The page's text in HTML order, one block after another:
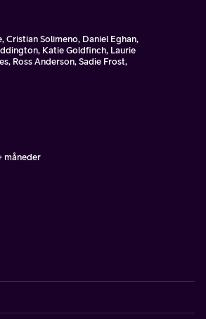
Cristian Solimeno, Daniel Eghan,
Katie Goldfinch, Laurie
Ross Anderson, Sadie Frost,
måneder